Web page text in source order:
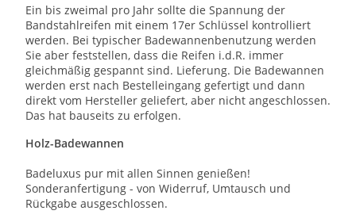
Ein bis zweimal pro Jahr sollte die Spannung der
Bandstahlreifen mit einem 17er Schlüssel kontrolliert
werden. Bei typischer Badewannenbenutzung werden
Sie aber feststellen, dass die Reifen i.d.R. immer
gleichmäßig gespannt sind. Lieferung. Die Badewannen
werden erst nach Bestelleingang gefertigt und dann
direkt vom Hersteller geliefert, aber nicht angeschlossen.
Das hat bauseits zu erfolgen.
Holz-Badewannen
Badeluxus pur mit allen Sinnen genießen!
Sonderanfertigung - von Widerruf, Umtausch und
Rückgabe ausgeschlossen.